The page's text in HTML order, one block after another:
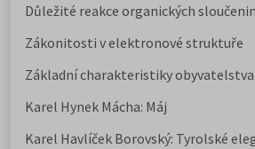
Důležité reakce organických
Zákonitosti v elektronové struktuře
Základní charakteristiky
Karel Hynek Mácha: Máj
Karel Havlíček Borovský: Tyrolské